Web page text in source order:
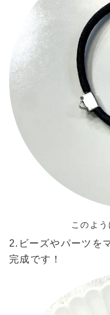
このよ
2.ビーズやパーツを
完成です！